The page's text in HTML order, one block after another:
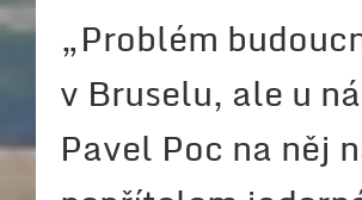
„Problém
v Bruselu, ale u
Pavel Poc na něj